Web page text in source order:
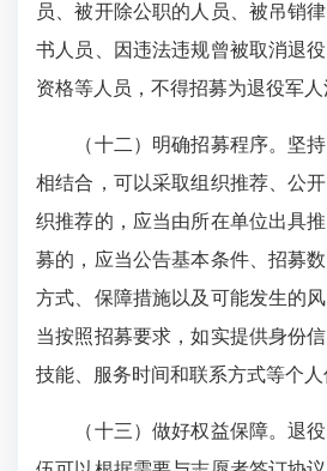
员、被开除公职的人员、被吊销
书人员、因违法违规曾被取消退
资格等人员，不得招募为退役军人
（十二）明确招募程序。坚持
相结合，可以采取组织推荐、公
织推荐的，应当由所在单位出具
募的，应当公告基本条件、招募
方式、保障措施以及可能发生的
当按照招募要求，如实提供身份
技能、服务时间和联系方式等个人
（十三）做好权益保障。退役